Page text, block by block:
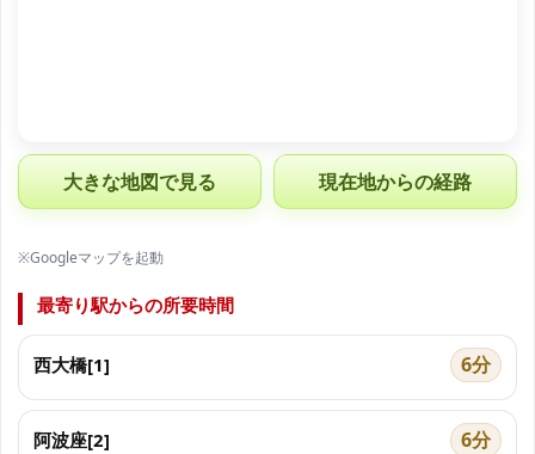
大きな地図で見る 現在地からの経路
※Googleマップを起動
最寄り駅からの所要時間
西大橋[1] 6分
阿波座[2] 6分